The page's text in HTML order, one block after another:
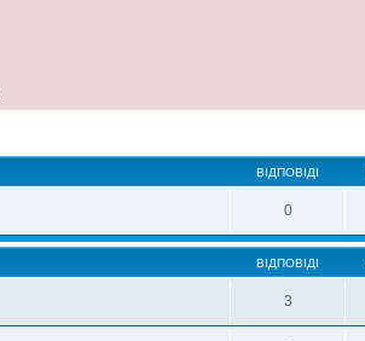
ВІДПОВІДІ
0
ВІДПОВІДІ
3